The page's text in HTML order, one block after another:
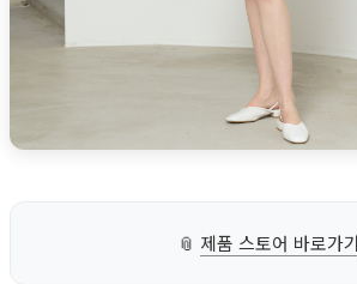
📎 제품 스토어 바로가기